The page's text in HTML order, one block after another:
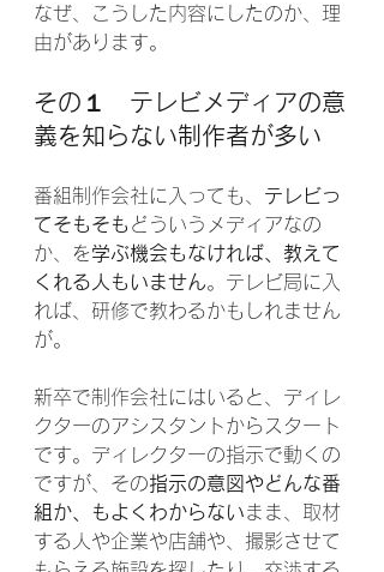
なぜ、こうした内容にしたのか、理
由があります。
その１　テレビメディアの意
義を知らない制作者が多い
番組制作会社に入っても、 テレビっ
てそもそも どういうメディアなの
か、を学ぶ機会もなければ、教えて
くれる人もいません。テレビ局に入
れば、研修で教わるかもしれません
が。
新卒で制作会社にはいると、ディレ
クターのアシスタントからスタート
です。ディレクターの指示で動くの
ですが、その指示の意図やどんな番
組か、もよくわからないまま、取材
する人や企業や店舗や、撮影させて